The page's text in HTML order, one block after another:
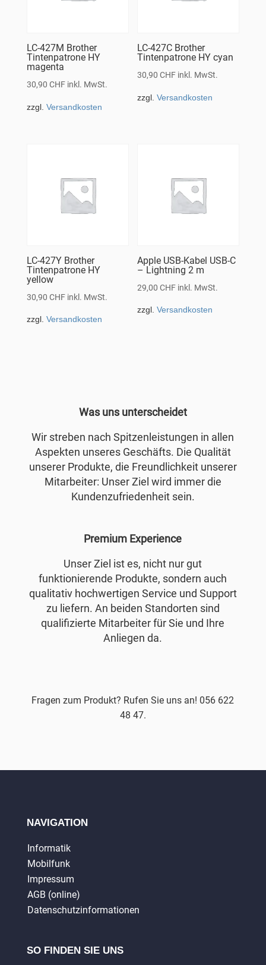
LC-427M Brother
Tintenpatrone HY
magenta
30,90 CHF inkl. MwSt.
zzgl. Versandkosten
LC-427C Brother
Tintenpatrone HY cyan
30,90CHF inkl. MwSt.
zzgl.Versandkosten
LC-427Y Brother
Tintenpatrone HY
yellow
30,90 CHF inkl. MwSt.
zzgl. Versandkosten
Apple USB-Kabel USB-C
– Lightning 2 m
29,00CHF inkl. MwSt.
zzgl.Versandkosten
Was uns unterscheidet
Wir streben nach Spitzenleistungen in allen
Aspekten unseres Geschäfts. Die Qualität
unserer Produkte, die Freundlichkeit unserer
Mitarbeiter: Unser Ziel wird immer die
Kundenzufriedenheit sein.
Premium Experience
Unser Ziel ist es, nicht nur gut
funktionierende Produkte, sondern auch
qualitativ hochwertigen Service und Support
zu liefern. An beiden Standorten sind
qualifizierte Mitarbeiter für Sie und Ihre
Anliegen da.
Fragen zum Produkt? Rufen Sie uns an! 056 622
48 47.
NAVIGATION
Informatik
Mobilfunk
Impressum
AGB (online)
Datenschutzinformationen
SO FINDEN SIE UNS